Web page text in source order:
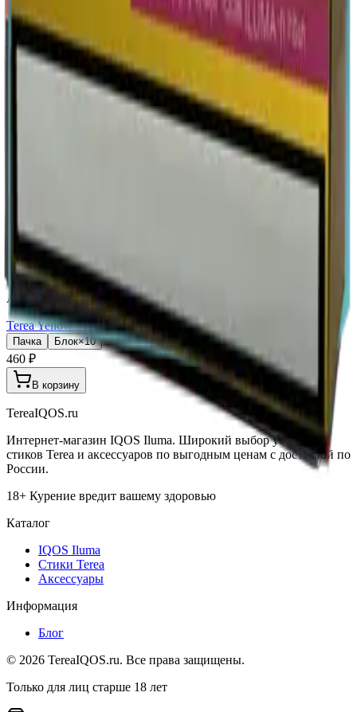
Мне исполнилось 18 лет
Армения (AM)
Terea Purple Wave AM
Блок×10
460 ₽
В корзину
18+ Мне исполнилось 18 лет
Армения (AM)
Terea Yellow AM
Пачка Блок×10
460 ₽
В корзину
TereaIQOS.ru
Интернет-магазин IQOS Iluma. Широкий выбор устройств,
стиков Terea и аксессуаров по выгодным ценам с доставкой по
России.
18+ Курение вредит вашему здоровью
Каталог
IQOS Iluma
Стики Terea
Аксессуары
Информация
Блог
© 2026 TereaIQOS.ru. Все права защищены.
Только для лиц старше 18 лет